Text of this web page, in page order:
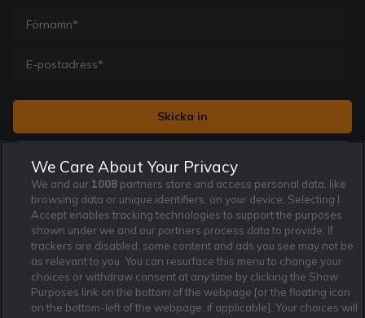
Jag vill få nyhetsbrev från Rekatochklart och jag är 18+. Regler
och villkor gäller. *
Affiliate Modell
Om Rekatochklart
Kontakta oss
Ansvarsfullt Spelande
F.A.Q
Nyhetsarkiv
Cookie Policy
Användarvilkor
Integritetspolicy
We Care About Your Privacy
We and our 1008 partners store and access personal data, like
browsing data or unique identifiers, on your device. Selecting I
Accept enables tracking technologies to support the purposes
shown under we and our partners process data to provide. If
trackers are disabled, some content and ads you see may not be
as relevant to you. You can resurface this menu to change your
choices or withdraw consent at any time by clicking the Show
Purposes link on the bottom of the webpage [or the floating icon
on the bottom-left of the webpage, if applicable]. Your choices will